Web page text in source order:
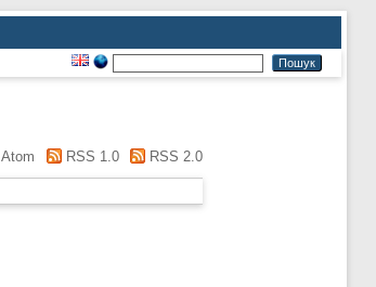
Atom RSS 1.0 RSS 2.0